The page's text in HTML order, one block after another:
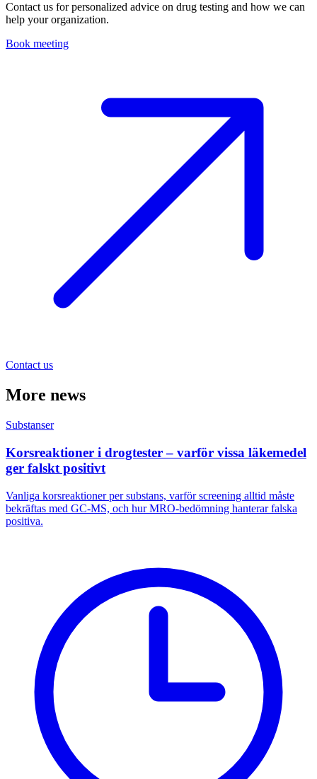
Contact us for personalized advice on drug testing and how we can
help your organization.
Book meeting
Contact us
More news
Substanser
Korsreaktioner i drogtester – varför vissa läkemedel
ger falskt positivt
Vanliga korsreaktioner per substans, varför screening alltid måste
bekräftas med GC-MS, och hur MRO-bedömning hanterar falska
positiva.